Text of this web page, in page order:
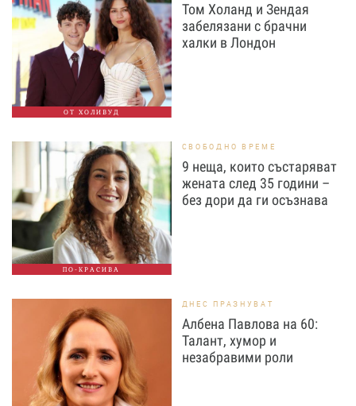
ОТ ХОЛИВУД
Том Холанд и Зендая
забелязани с брачни
халки в Лондон
ПО-КРАСИВА
СВОБОДНО ВРЕМЕ
9 неща, които състаряват
жената след 35 години –
без дори да ги осъзнава
ДНЕС ПРАЗНУВАТ
Албена Павлова на 60:
Талант, хумор и
незабравими роли